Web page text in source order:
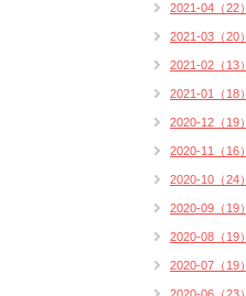
2021-04（22）
2021-03（20）
2021-02（13）
2021-01（18）
2020-12（19）
2020-11（16）
2020-10（24）
2020-09（19）
2020-08（19）
2020-07（19）